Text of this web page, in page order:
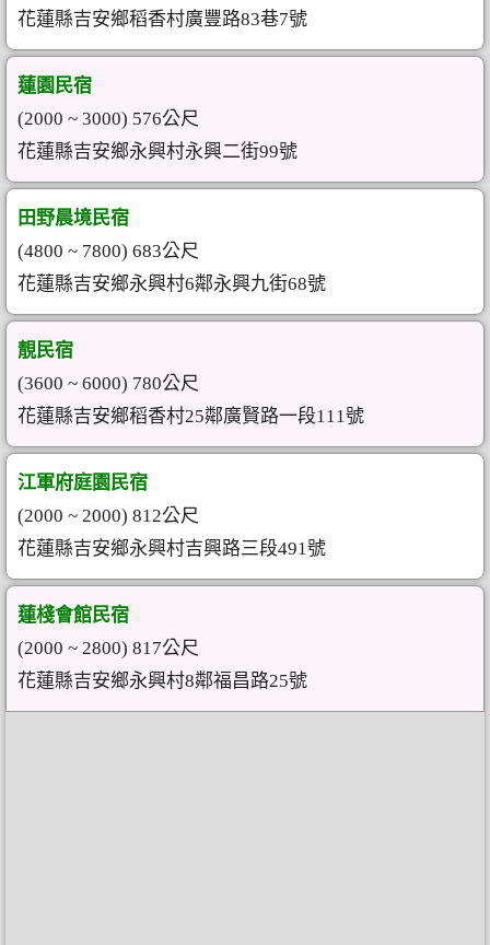
花蓮縣吉安鄉稻香村廣豐路83巷7號
蓮園民宿
(2000 ~ 3000) 576公尺
花蓮縣吉安鄉永興村永興二街99號
田野晨境民宿
(4800 ~ 7800) 683公尺
花蓮縣吉安鄉永興村6鄰永興九街68號
靚民宿
(3600 ~ 6000) 780公尺
花蓮縣吉安鄉稻香村25鄰廣賢路一段111號
江軍府庭園民宿
(2000 ~ 2000) 812公尺
花蓮縣吉安鄉永興村吉興路三段491號
蓮棧會館民宿
(2000 ~ 2800) 817公尺
花蓮縣吉安鄉永興村8鄰福昌路25號